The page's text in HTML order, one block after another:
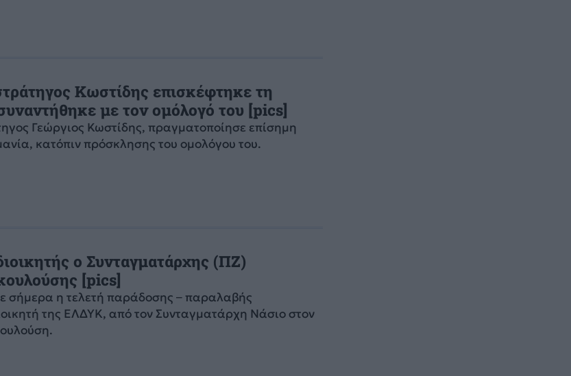
Κωστίδης επισκέφτηκε τη
με τον ομόλογό του [pics]
Γεώργιος Κωστίδης, πραγματοποίησε επίσημη
κατόπιν πρόσκλησης του ομολόγου του.
ο Συνταγματάρχης (ΠΖ)
[pics]
σήμερα η τελετή παράδοσης – παραλαβής
της ΕΛΔΥΚ, από τον Συνταγματάρχη Νάσιο στον